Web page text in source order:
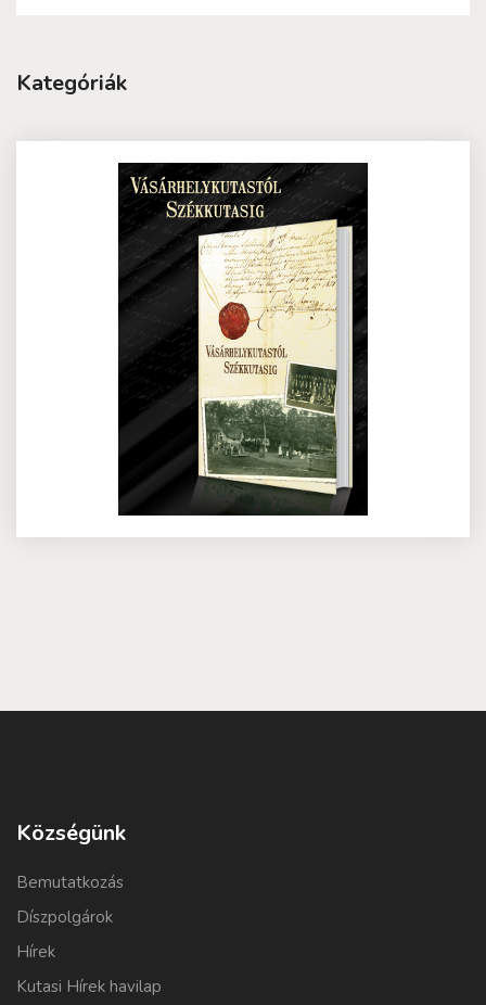
Kategóriák
Községünk
Bemutatkozás
Díszpolgárok
Hírek
Kutasi Hírek havilap